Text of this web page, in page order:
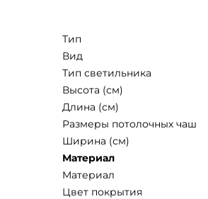
Тип
Вид
Тип светильника
Высота (см)
Длина (см)
Размеры потолочных чаш
Ширина (см)
Материал
Mатериал
Цвет покрытия